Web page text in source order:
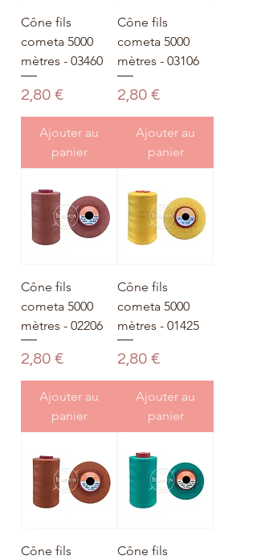
Cône fils
cometa 5000
mètres - 03460
Prix
2,80 €
Ajouter au
panier
Cône fils
cometa 5000
mètres - 03106
Prix
2,80 €
Ajouter au
panier
Cône fils
cometa 5000
mètres - 02206
Prix
2,80 €
Ajouter au
panier
Cône fils
cometa 5000
mètres - 01425
Prix
2,80 €
Ajouter au
panier
Cône fils
Cône fils